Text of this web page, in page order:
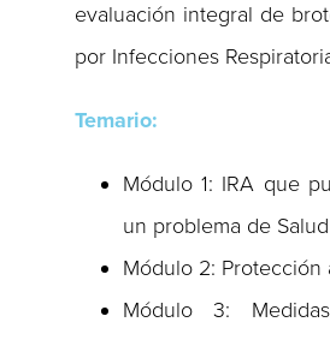
evaluación integral de
por Infecciones
Temario:
Módulo 1: IRA que
un problema de
Módulo 2: Protección
Módulo 3: